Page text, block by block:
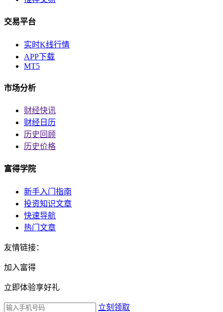
交易平台
实时K线行情
APP下载
MT5
市场分析
财经快讯
财经日历
历史回顾
历史价格
富得学院
新手入门指南
投资知识文章
快速导航
热门文章
友情链接：
加入富得
立即体验享好礼
立刻领取